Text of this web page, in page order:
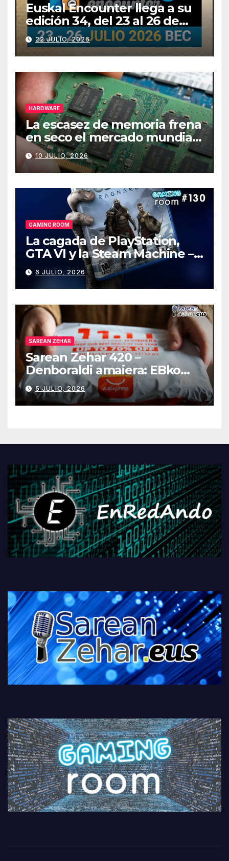
Euskal Encounter llega a su
edición 34, del 23 al 26 de
julio
22 JULIO, 2026
HARDWARE
La escasez de memoria frena
en seco el mercado mundial
de PCs
10 JULIO, 2026
GAMING ROOM
La cagada de PlayStation,
GTA VI y la Steam Machine –
Gaming Room #130
6 JULIO, 2026
SAREAN ZEHAR
Sarean Zehar 420 –
Denboraldi amaiera: EBko
muga-zerga berriak
AliExpressi, AEBetako AAren
kontrola, Googleri behin
PlayStationeko bideojoko
5 JULIO, 2026